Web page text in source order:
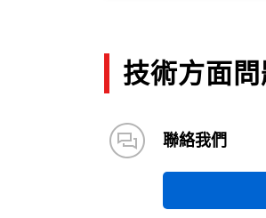
Environment
Certificate on
Application Note
技術方面
聯絡我們